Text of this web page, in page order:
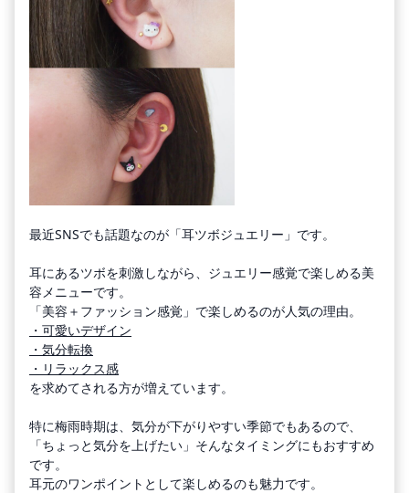
最近SNSでも話題なのが「耳ツボジュエリー」です。
耳にあるツボを刺激しながら、ジュエリー感覚で楽しめる美
容メニューです。
「美容＋ファッション感覚」で楽しめるのが人気の理由。
・可愛いデザイン
・気分転換
・リラックス感
を求めてされる方が増えています。
特に梅雨時期は、気分が下がりやすい季節でもあるので、
「ちょっと気分を上げたい」そんなタイミングにもおすすめ
です。
耳元のワンポイントとして楽しめるのも魅力です。